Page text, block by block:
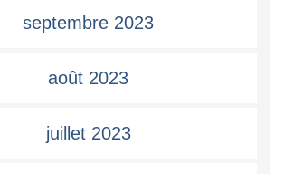
septembre 2023
août 2023
juillet 2023